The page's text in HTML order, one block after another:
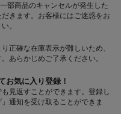
部商品のキャンセルが発生した
きます。お客様にはご迷惑をお
。
正確な在庫表示が難しいため、
あらかじめご了承ください。
お気に入り登録！
見返すことができます。登録し
通知を受け取ることができま